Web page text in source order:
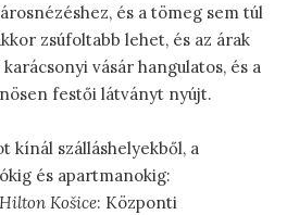
és a tömeg sem túl
zsúfoltabb lehet, és az árak
vásár hangulatos, és a
festői látványt nyújt.
kínál szálláshelyekből, a
és apartmanokig:
Košice: Központi